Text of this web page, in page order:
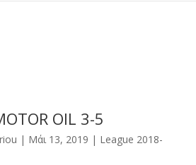
OIL 3-5
| Μάι 13, 2019 | League 2018-